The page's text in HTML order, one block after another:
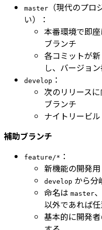
master （現代のプ
い）：
本番環境で即
ブランチ
各コミットが
し、バージョ
develop ：
次のリリース
ブランチ
ナイトリービ
補助ブランチ
feature/* ：
新機能の開発用
develop から分
命名は master、
以外であれば
基本的に開発